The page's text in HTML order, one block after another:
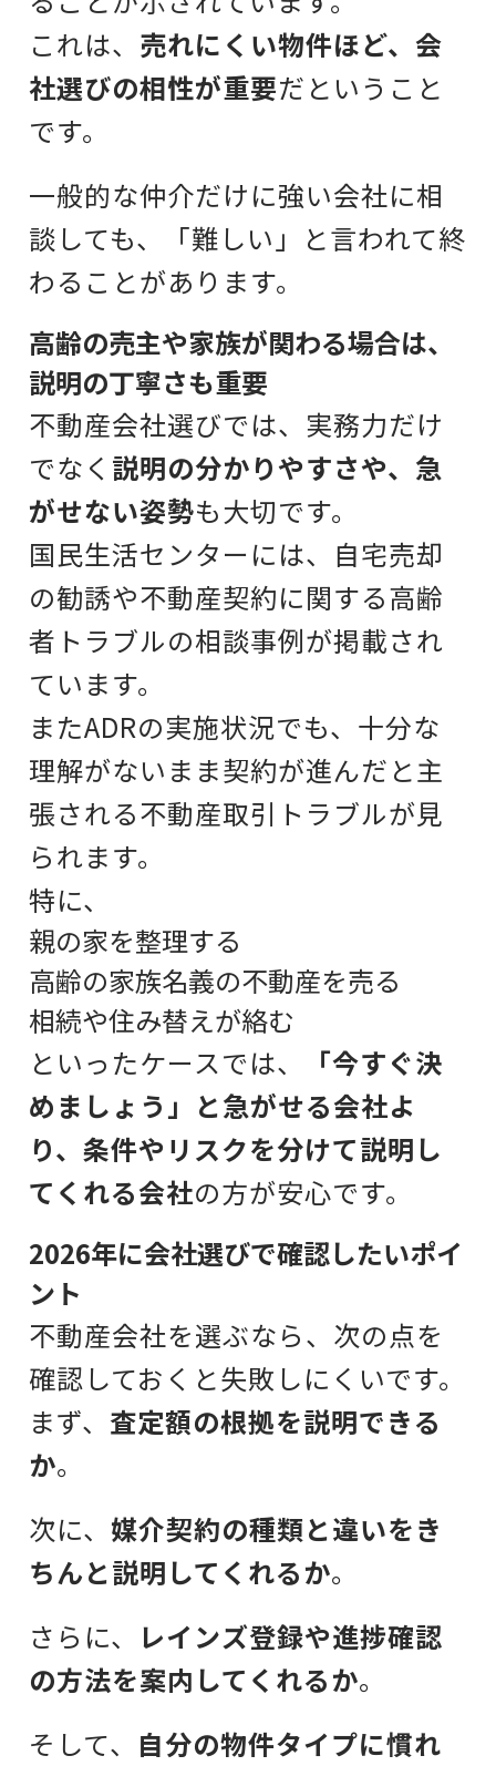
これは、 売れにくい物件ほど、会
社選びの相性が重要だということ
です。
一般的な仲介だけに強い会社に相
談しても、「難しい」と言われて終
わることがあります。
高齢の売主や家族が関わる場合は、
説明の丁寧さも重要
不動産会社選びでは、 実務力だけ
でなく 説明の分かりやすさや、急
がせない姿勢も大切です。
国民生活センターには、自宅売却
の勧誘や不動産契約に関する高齢
者トラブルの相談事例が掲載され
ています。
またADRの実施状況でも、十分な
理解がないまま契約が進んだと主
張される不動産取引トラブルが見
られます。
特に、
親の家を整理する
高齢の家族名義の不動産を売る
相続や住み替えが絡む
といったケースでは、
「今すぐ決
めましょう」と急がせる会社よ
り、条件やリスクを分けて説明し
てくれる会社の方が安心です。
2026年に会社選びで確認したいポイ
ント
不動産会社を選ぶなら、次の点を
確認しておくと失敗しにくいです。
まず、 査定額の根拠を説明できる
か。
次に、 媒介契約の種類と違いをき
ちんと説明してくれるか。
さらに、 レインズ登録や進捗確認
の方法を案内してくれるか。
そして、 自分の物件タイプに慣れ